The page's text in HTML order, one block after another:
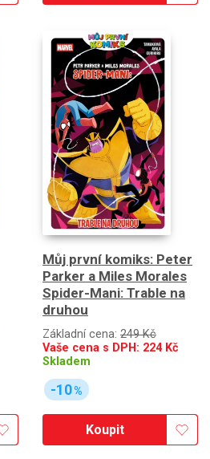
Můj první komiks: Peter
Parker a Miles Morales
Spider-Mani: Trable na
druhou
Základní cena: 249 Kč
Vaše cena s DPH: 224Kč
Skladem
-10%
Koupit